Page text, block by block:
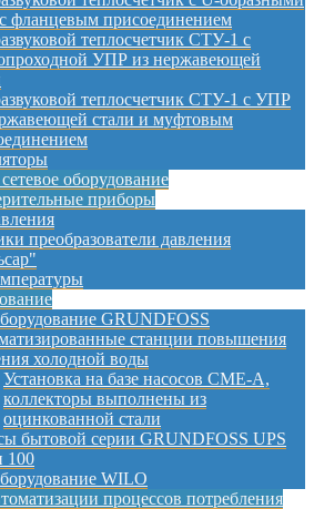
фланцевым присоединением
теплосчетчик СТУ-1 с
УПР из нержавеющей
теплосчетчик СТУ-1 с УПР
стали и муфтовым
оборудование
приборы
преобразователи давления
GRUNDFOSS
станции повышения
холодной воды
Установка на базе насосов CME-A,
коллекторы выполнены из
оцинкованной стали
бытовой серии GRUNDFOSS UPS
100
WILO
процессов потребления